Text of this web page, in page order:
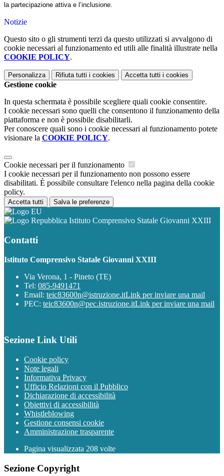
la partecipazione attiva e l’inclusione.
Notizie
Questo sito o gli strumenti terzi da questo utilizzati si avvalgono di
cookie necessari al funzionamento ed utili alle finalità illustrate nella
COOKIE POLICY.
Personalizza Rifiuta tutti i cookies Accetta tutti i cookies
Gestione cookie
In questa schermata è possibile scegliere quali cookie consentire.
I cookie necessari sono quelli che consentono il funzionamento della
piattaforma e non è possibile disabilitarli.
Per conoscere quali sono i cookie necessari al funzionamento potete
visionare la COOKIE POLICY.
Cookie necessari per il funzionamento
I cookie necessari per il funzionamento non possono essere
disabilitati. È possibile consultare l'elenco nella pagina della cookie
policy.
Accetta tutti Salva le preferenze
Istituto Comprensivo Statale Giovanni XXIII
Contatti
Istituto Comprensivo Statale Giovanni XXIII
Via Verona, 1 - Pineto (TE)
Tel: 085-9491471
Email: teic83600n@istruzione.itLink per inviare una mail
PEC: teic83600n@pec.istruzione.itLink per inviare una mail
Sezione Link Utili
Cookie policy
Note legali
Informativa Privacy
Ufficio Relazioni con il Pubblico
Dichiarazione di accessibilità
Obiettivi di accessibilità
Whistleblowing
Gestione consensi cookie
Amministrazione trasparente
Pagina visualizzata 208 volte
Sezione Copyright